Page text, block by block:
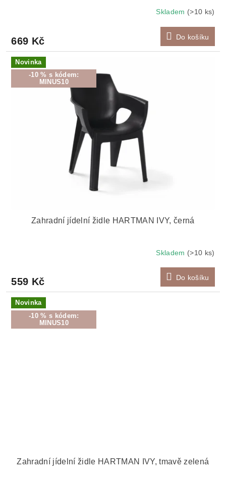
Skladem (>10 ks)
669 Kč Do košíku
Novinka
-10 % s kódem:
MINUS10
Zahradní jídelní židle HARTMAN IVY, černá
Skladem (>10 ks)
559 Kč Do košíku
Novinka
-10 % s kódem:
MINUS10
Zahradní jídelní židle HARTMAN IVY, tmavě zelená